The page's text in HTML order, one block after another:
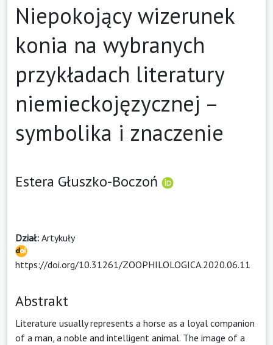
Niepokojący wizerunek
konia na wybranych
przykładach literatury
niemieckojęzycznej –
symbolika i znaczenie
Estera Głuszko-Boczoń
Dział: Artykuły
https://doi.org/10.31261/ZOOPHILOLOGICA.2020.06.11
Abstrakt
Literature usually represents a horse as a loyal companion
of a man, a noble and intelligent animal. The image of a